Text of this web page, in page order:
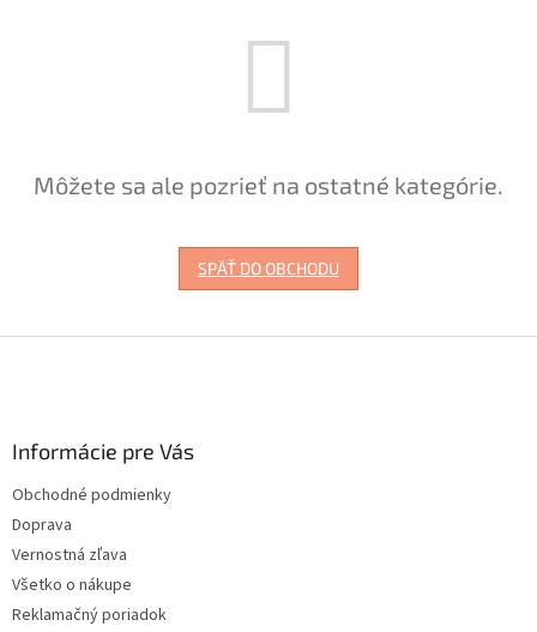
Môžete sa ale pozrieť na ostatné kategórie.
SPÄŤ DO OBCHODU
Informácie pre Vás
Obchodné podmienky
Doprava
Vernostná zľava
Všetko o nákupe
Reklamačný poriadok